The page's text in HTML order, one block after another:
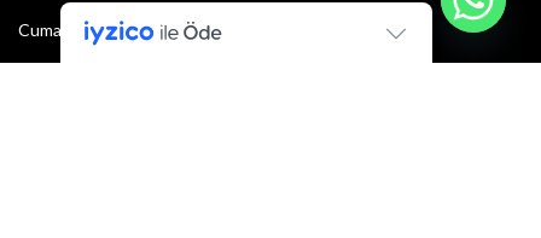
Cumartesi : 08:30 - 13:00